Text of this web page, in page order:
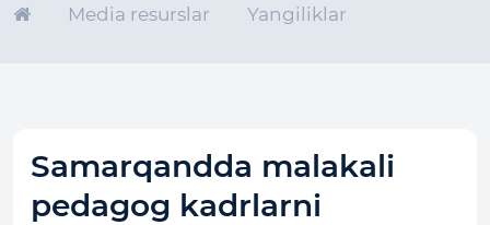
Media resurslar Yangiliklar
Samarqandda malakali
pedagog kadrlarni